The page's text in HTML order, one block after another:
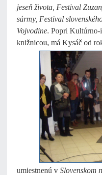
jeseň života, Festival
sármy, Festival
Vojvodine. Popri Kultúrno-
knižnicou, má Kysáč od
umiestnenú v Slovenskom